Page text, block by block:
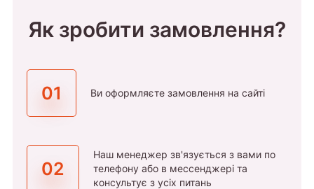
Як зробити замовлення?
01 Ви оформляєте замовлення на сайті
02
Наш менеджер зв'язується з вами по
телефону або в мессенджері та
консультує з усіх питань